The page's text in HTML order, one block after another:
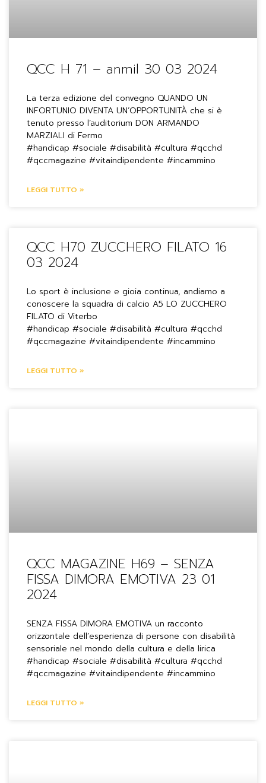
QCC H 71 – anmil 30 03 2024
La terza edizione del convegno QUANDO UN
INFORTUNIO DIVENTA UN’OPPORTUNITÀ che si è
tenuto presso l’auditorium DON ARMANDO
MARZIALI di Fermo
#handicap #sociale #disabilità #cultura #qcchd
#qccmagazine #vitaindipendente #incammino
LEGGI TUTTO »
QCC H70 ZUCCHERO FILATO 16
03 2024
Lo sport è inclusione e gioia continua, andiamo a
conoscere la squadra di calcio A5 LO ZUCCHERO
FILATO di Viterbo
#handicap #sociale #disabilità #cultura #qcchd
#qccmagazine #vitaindipendente #incammino
LEGGI TUTTO »
QCC MAGAZINE H69 – SENZA
FISSA DIMORA EMOTIVA 23 01
2024
SENZA FISSA DIMORA EMOTIVA un racconto
orizzontale dell’esperienza di persone con disabilità
sensoriale nel mondo della cultura e della lirica
#handicap #sociale #disabilità #cultura #qcchd
#qccmagazine #vitaindipendente #incammino
LEGGI TUTTO »